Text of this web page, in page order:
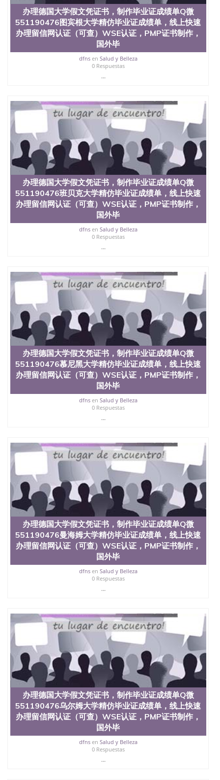
6、客户确认收到结果，付余款。 我们对海外大学及
学院的毕业证成绩单所使用的材料，尺寸大小，防伪
结构（包括：水印，阴影底纹，钢印LOGO烫金烫
银，LOGO烫金烫银复合重叠。 文字图案浮雕，激光
镭射，紫外荧光，温感，复印防伪）都有原版本文凭
对照。质量得到了广大海外客户群体的认可，同时和
海外学校留学中介， 同时能做到与时俱进，及时掌握
各大院校的（毕业证，成绩单，资格证，学生卡，结
寸大小，纸张材质，防伪技术等等，并在时间收集到
原版实物，以求达到客户的需求。 我们的优势： 我
们在保证合理定价的同时，坚持较高性价比，通过品
质和效率不断优化，为您倾情诠释什么是高性价比。
咨询顾问：Sam q/微信:551190476 Q/微
信:551190476办理毕业证成绩单、教育部认证,录取通
知书，雅思，留学回国证明.
公司专业制作、办理、仿制、成绩单文凭、改成绩、
教育部学历学位认证、毕业证、成绩单、文凭、学历
文凭、假文凭假毕业证假学历书制作、假制作、办
理、仿制学位证书、毕业证文凭、文凭毕业证、毕业
证认证、留服认证、使馆认证、使馆证明、使馆留学
回国人员证明、留学生认证、学历认证、文凭认证学
位认证、留学生学历认证、留学生学位认证、英国文
凭学历、美国文凭学历、澳洲文凭学历、加拿大文凭
学历、新西兰学历认证等q:551190476 微信：
University）圣何塞州立大学毕业证（San Jose State
University）圣何塞州立大学毕业证（San Jose State
University）圣何塞州立大学成绩单（San Jose State
University）圣何塞州立大学成绩单（ San Jose State
University）圣何塞州立大学成绩单（San Jose State
University）成绩单圣何塞州立大学文凭（San Jose
State University）圣何塞州立大学（San Jose State
University）圣何塞州立大学（San Jose State
University）圣何塞州立大学（ San Jose State
University）圣何塞州立大学（San Jose State
University）圣何塞州立大学文凭（San Jose State
University）圣何塞州立大学文凭（San Jose State
University）文凭圣何塞州立大学文凭（San Jose
State University）圣何塞州立大学学历（ San Jose
State University）圣何塞州立大学学历（San Jose
State University）圣何塞州立大学学历（San Jose
State University）圣 塞州立大学学历（San Jose
University）圣何塞州立大学（San Jose State
University）圣何塞州立大学（San Jose State
University）圣何塞州立大学学位证（San Jose State
University）圣何塞州立大学学位证（San Jose State
University）圣何塞州立大学学位证（San Jose State
University）圣何塞州立大学（San Jose State
University）圣何塞州立大学（San Jose State
University）圣何塞州立大学（San Jose State
University）圣何塞州立大学（San Jose State
University）圣何塞州立大学学位证（San Jose State
University）圣何塞州立大学学位证（San Jose State
University）圣何塞州立大学结业证（San Jose State
University）圣何塞州立大学结业证（San Jose State
University）圣何塞州立大学结业证（San Jose State
University）圣何塞州立大学学位证（San Jose State
University）圣何塞州立大学学位证（San Jose State
Jose State University）圣何塞州立大学学历证书
（San Jose State University）澳洲读书未毕业找人做
文凭学位qq微信551190476澳洲读CQU中央昆士兰大
学学历 绩单购买学位证书/澳洲读本科硕士做文凭/购
买澳洲大学毕业证成绩单假文凭学历
offieUniversityofSouthernQueensland 澳洲读书未毕
业找人做文凭学位qq微信551190476澳洲读CQU中央
昆士兰大学学历成绩单购买学位证书/澳洲读本科硕
士做文凭/购买澳洲大学毕业证成绩单假文凭学历德
国大学假文凭证书，制作毕业证成绩单Q微
\551190476萨尔不吕肯大学精仿毕业证成绩单，线上
快速办理留信网认证（可查）WSE认证，PMP证书制
作，国外毕业证成绩单遗失补办 Uni Saarbruecken
办理德国大学假文凭证书，制作毕业证成绩单Q微
551190476图宾根大学精仿毕业证成绩单，线上快速
办理留信网认证（可查）WSE认证，PMP证书制作，
国外毕
dfnsen Salud y Belleza
0 Respuestas
...
办理德国大学假文凭证书，制作毕业证成绩单Q微
551190476班贝克大学精仿毕业证成绩单，线上快速
办理留信网认证（可查）WSE认证，PMP证书制作，
国外毕
dfnsen Salud y Belleza
0 Respuestas
...
办理德国大学假文凭证书，制作毕业证成绩单Q微
551190476慕尼黑大学精仿毕业证成绩单，线上快速
办理留信网认证（可查）WSE认证，PMP证书制作，
国外毕
dfnsen Salud y Belleza
0 Respuestas
...
办理德国大学假文凭证书，制作毕业证成绩单Q微
551190476曼海姆大学精仿毕业证成绩单，线上快速
办理留信网认证（可查）WSE认证，PMP证书制作，
国外毕
dfnsen Salud y Belleza
0 Respuestas
...
办理德国大学假文凭证书，制作毕业证成绩单Q微
551190476乌尔姆大学精仿毕业证成绩单，线上快速
办理留信网认证（可查）WSE认证，PMP证书制作，
国外毕
dfnsen Salud y Belleza
0 Respuestas
...